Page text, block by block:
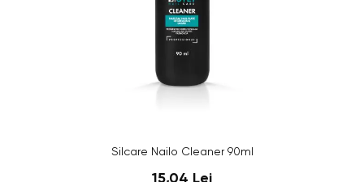
Silcare Nailo Cleaner 90ml
15,04 Lei